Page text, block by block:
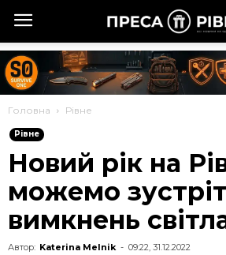
Головна Рівне
Рівне
Новий рік на
можемо
вимкнень
Автор: Katerina Melnik - 09:22, 31.12.2022